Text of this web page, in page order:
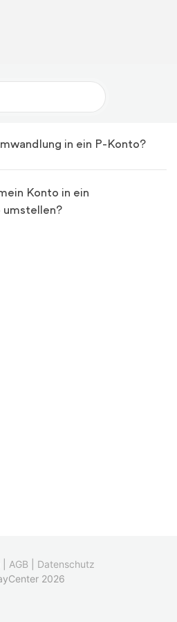
in ein P-Konto?
Konto in ein
umstellen?
AGB
Datenschutz
2026